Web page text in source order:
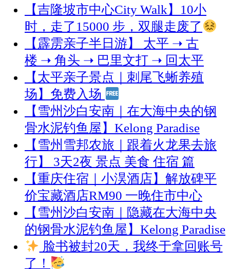
【吉隆坡市中心City Walk】10小
时，走了15000 步，双腿走废了
【霹雳亲子半日游】 太平 ➝ 古
楼 ➝ 角头 ➝ 巴里文打 ➝ 回太平
【太平亲子景点｜刺尾飞蜥养殖
场】免费入场
【雪州沙白安南｜在大海中央的钢
骨水泥钓鱼屋】Kelong Paradise
【雪州雪邦农旅｜跟着火龙果去旅
行】 3天2夜 景点 美食 住宿 篇
【重庆住宿｜小淏酒店】解放碑平
价宝藏酒店RM90 一晚住市中心
【雪州沙白安南｜隐藏在大海中央
的钢骨水泥钓鱼屋】Kelong Paradise
脸书被封20天，我终于拿回账号
了！